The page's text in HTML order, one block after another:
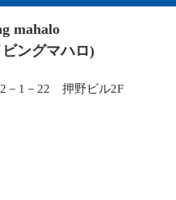
mahalo
ングマハロ)
－1－22 押野ビル2F